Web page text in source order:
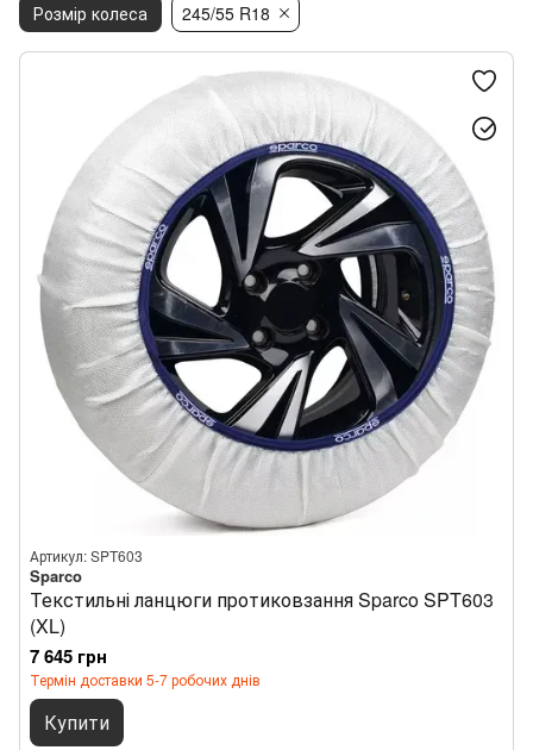
Розмір колеса 245/55 R18
Артикул: SPT603
Sparco
Текстильні ланцюги протиковзання Sparco SPT603
(XL)
7 645 грн
Термін доставки 5-7 робочих днів
Купити